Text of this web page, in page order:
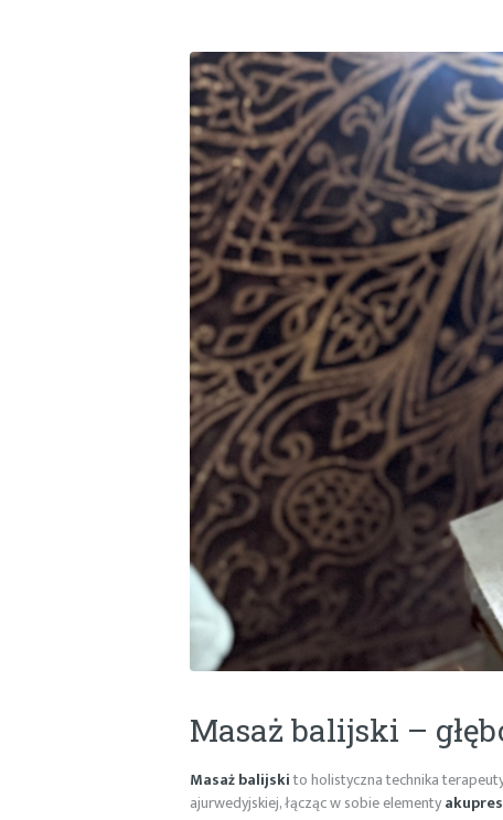
Masaż balijski –
Masaż balijskito holistyczna technika
ajurwedyjskiej, łącząc w sobie elementy